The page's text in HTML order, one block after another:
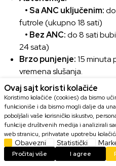
• Sa ANC uključenim:
futrole (ukupno 18 sati)
• Bez ANC:do 8 sati
24 sata)
Brzo punjenje:15 minuta
vremena slušanja.
Drajveri: 10 mm dinamički
Impedansa:16 Ω
Osetljivost:104 dB SPL
Bluetooth:verzija 5.3, sa
(povezivanje na dva
Domet veze:do 10
Vodootpornost:IPX4
Ovaj sajt koristi kolačiće
Koristimo kolačiće (cookies) da bismo
funkcioniše i da bismo mogli dalje da
poboljšali vaše korisničko iskustvo,
funkcije društvenih medija i analizirali
web stranicu, prihvatate upotrebu
Obavezni Statistički
Pročitaj više I agree